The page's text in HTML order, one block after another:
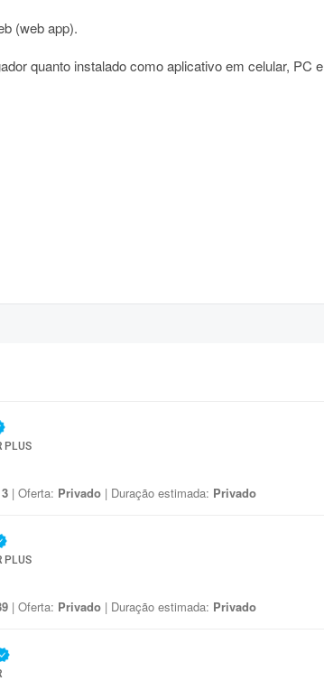
(web app).
quanto instalado como aplicativo em celular, PC e
PLUS
| Oferta: Privado | Duração estimada: Privado
PLUS
| Oferta: Privado | Duração estimada: Privado